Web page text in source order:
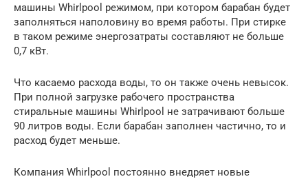
машины Whirlpool режимом, при котором барабан будет
заполняться наполовину во время работы. При стирке
в таком режиме энергозатраты составляют не больше
0,7 кВт.
Что касаемо расхода воды, то он также очень невысок.
При полной загрузке рабочего пространства
стиральные машины Whirlpool не затрачивают больше
90 литров воды. Если барабан заполнен частично, то и
расход будет меньше.
Компания Whirlpool постоянно внедряет новые